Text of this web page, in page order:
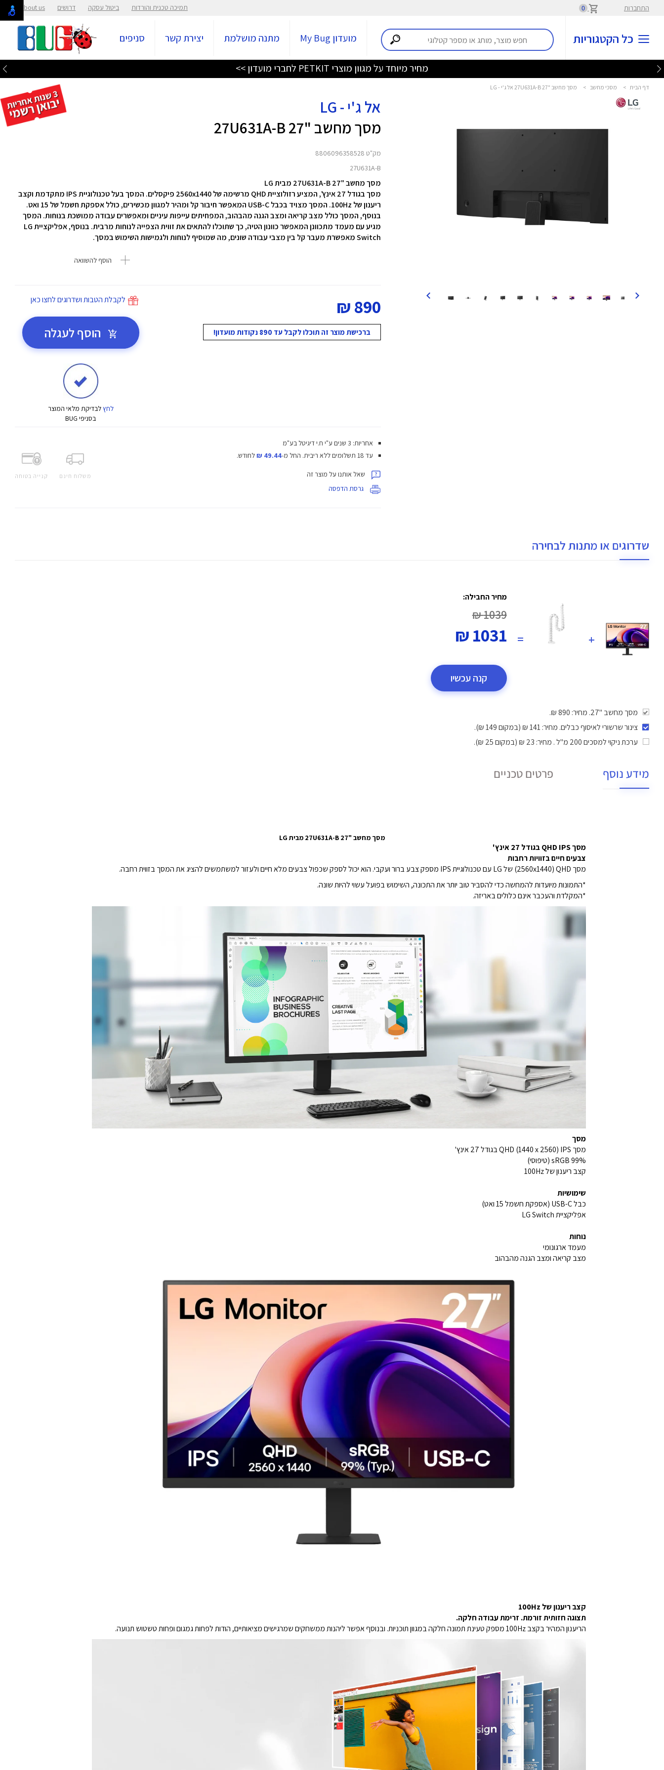
התחברות 0 תמיכה טכנית והורדות ביטול עסקה דרושים About us
כל הקטגוריות מועדון My Bug מתנה מושלמת יצירת קשר סניפים
מחיר מיוחד על מגוון מוצרי PETKIT לחברי מועדון >>
דף הבית > מסכי מחשב > מסך מחשב "27 27U631A-B אל ג'י - LG
אל ג'י - LG
מסך מחשב "27 27U631A-B
מק"ט 8806096358528
27U631A-B
מסך מחשב "27 27U631A-B מבית LG
מסך בגודל 27 אינץ', המציע רזולוציית QHD מרשימה של 2560x1440 פיקסלים. המסך בעל טכנולוגיית IPS מתקדמת
וקצב
ריענון של 100Hz.
המסך מצויד בכבל USB-C המאפשר חיבור קל ומהיר למגוון מכשירים, כולל אספקת חשמל של 15 ואט.
בנוסף, המסך כולל מצב קריאה ומצב הגנה מהבהוב, המפחיתים עייפות עיניים ומאפשרים עבודה ממושכת בנוחות. המסך
מגיע עם מעמד מתכוונן המאפשר כוונון הטיה, כך שתוכלו להתאים את זווית הצפייה לנוחות מרבית. בנוסף, אפליקציית LG
Switch מאפשרת מעבר קל בין מצבי עבודה שונים, מה שמוסיף לנוחות ולגמישות השימוש במסך.
הוסף להשוואה
890 ₪
ברכישת מוצר זה תוכלו לקבל עד 890 נקודות מועדון!
לקבלת הטבות ושדרוגים לחצו כאן
הוסף לעגלה
לחץלבדיקת מלאי המוצר
בסניפי BUG
משלוח חינם קנייה בטוחה
אחריות: 3 שנים ע"י ח.י דיגיטל בע"מ
עד 18 תשלומים ללא ריבית.
החל מ-49.44 ₪ לחודש.
שאל אותנו על מוצר זה
גרסת הדפסה
שדרוגים או מתנות לבחירה
+
=
מחיר החבילה:
1039 ₪
1031 ₪
קנה עכשיו
מסך מחשב "27. מחיר: 890 ₪.
צינור שרשורי לאיסוף כבלים. מחיר: 141 ₪ (במקום 149 ₪).
ערכת ניקוי למסכים 200 מ"ל
. מחיר: 23 ₪ (במקום 25 ₪).
מידע נוסף פרטים טכניים
מסך מחשב "27 27U631A-B מבית LG
מסך QHD IPS בגודל 27 אינץ'
צבעים חיים בזוויות רחבות
מסך QHD ‏(2560x1440) של LG עם טכנולוגיית IPS מספק צבע ברור ועקבי. הוא יכול לספק שכפול צבעים מלא חיים ולעזור למשתמשים להציג את המסך בזווית רחבה.
*התמונות מיועדות להמחשה כדי להסביר טוב יותר את התכונה, השימוש בפועל עשוי להיות שונה.
*המקלדת והעכבר אינם כלולים באריזה.
מסך
מסך QHD (1440 x 2560) IPS בגודל 27 אינץ'
sRGB 99% (טיפוסי)
קצב ריענון של 100Hz
שימושיות
כבל USB-C (אספקת חשמל 15 ואט)
אפליקציית LG Switch
נוחות
מעמד ארגונומי
מצב קריאה ומצב הגנה מהבהוב
קצב ריענון של 100Hz
תצוגה חזותית זורמת. זרימת עבודה חלקה.
הריענון המהיר בקצב 100Hz מספק טעינת תמונה חלקה במגוון תוכניות. ובנוסף אפשר ליהנות ממשחקים שמרגישים מציאותיים, הודות לפחות גמגום ופחות טשטוש תנועה.